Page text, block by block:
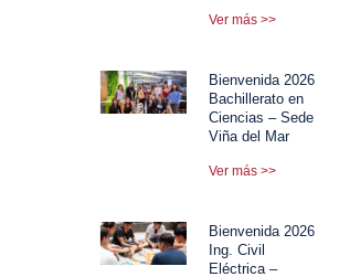
Ver más >>
Bienvenida 2026
Bachillerato en
Ciencias – Sede
Viña del Mar
Ver más >>
Bienvenida 2026
Ing. Civil
Eléctrica –